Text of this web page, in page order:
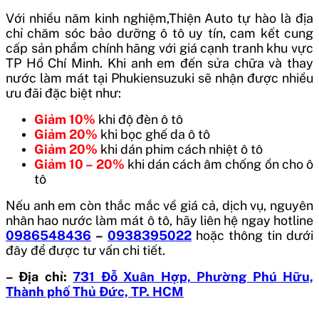
Với nhiều năm kinh nghiệm,Thiện Auto tự hào là địa
chỉ chăm sóc bảo dưỡng ô tô uy tín, cam kết cung
cấp sản phẩm chính hãng với giá cạnh tranh khu vực
TP Hồ Chí Minh. Khi anh em đến sửa chữa và thay
nước làm mát tại Phukiensuzuki sẽ nhận được nhiều
ưu đãi đặc biệt như:
Giảm 10% khi độ đèn ô tô
Giảm 20% khi bọc ghế da ô tô
Giảm 20% khi dán phim cách nhiệt ô tô
Giảm 10 – 20% khi dán cách âm chống ồn cho ô
tô
Nếu anh em còn thắc mắc về giá cả, dịch vụ, nguyên
nhân hao nước làm mát ô tô, hãy liên hệ ngay hotline
0986548436 – 0938395022 hoặc thông tin dưới
đây để được tư vấn chi tiết.
– Địa chỉ: 731 Đỗ Xuân Hợp, Phường Phú Hữu,
Thành phố Thủ Đức, TP. HCM